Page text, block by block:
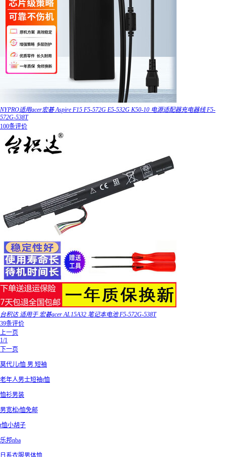
NYPRO适用acer宏碁 Aspire F15 F5-572G E5-532G K50-10 电源适配器充电器线 F5-
572G-538T
100条评价
台积达 适用于 宏碁acer AL15A32 笔记本电池 F5-572G-538T
39条评价
上一页
1/1
下一页
莫代儿t恤 男 短袖
老年人男士短袖t恤
恤衫男装
男宽松t恤免邮
t恤小胡子
乐邦nba
日系衣服男体恤